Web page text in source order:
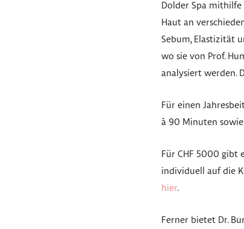
Dolder Spa
Haut an
Sebum, Elastizität
wo sie von Prof.
analysiert werden.
Für einen
à 90 Minuten
Für CHF 5000 gibt
individuell auf die
hier.
Ferner bietet Dr.